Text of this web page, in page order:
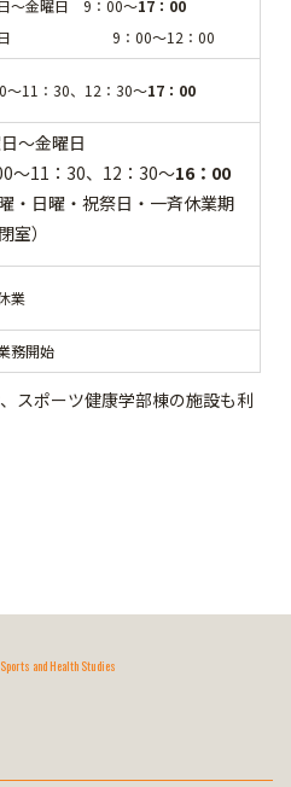
～金曜日 9：00～17：00
日 9：00～12：00
～11：30、12：30～17：00
～金曜日
～11：30、12：30～16：00
曜・日曜・祝祭日・一斉休業期
室）
業
務開始
スポーツ健康学部棟の施設も利
and Health Studies